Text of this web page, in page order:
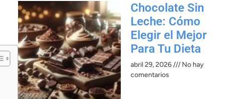
Chocolate Sin
Leche: Cómo
Elegir el Mejor
Para Tu Dieta
abril 29, 2026
No hay
comentarios